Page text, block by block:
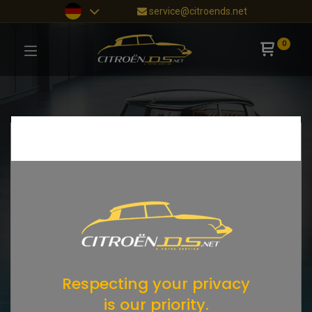
service@citroends.net
0
Respecting your privacy
is our priority.